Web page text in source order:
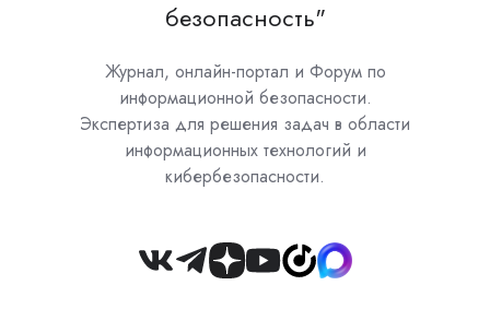
безопасность"
Журнал, онлайн-портал и Форум по
информационной безопасности.
Экспертиза для решения задач в области
информационных технологий и
кибербезопасности.
Join